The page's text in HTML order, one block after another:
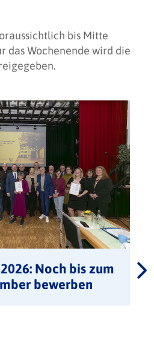
bis Mitte
das Wochenende wird die
Noch bis zum
bewerben